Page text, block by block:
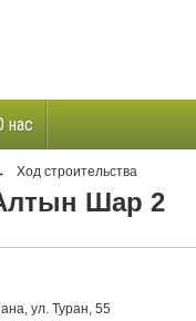
нас
Ход строительства
Шар 2
ул. Туран, 55